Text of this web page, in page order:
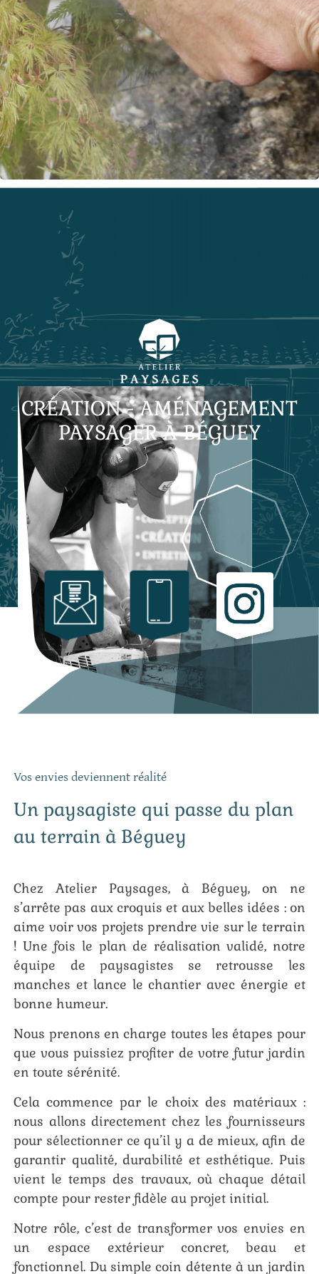
CRÉATION - AMÉNAGEMENT
PAYSAGER À BÉGUEY
Vos envies deviennent réalité
Un paysagiste qui passe du plan
au terrain à Béguey
Chez Atelier Paysages, à Béguey, on ne
s’arrête pas aux croquis et aux belles idées : on
aime voir vos projets prendre vie sur le terrain
! Une fois le plan de réalisation validé, notre
équipe de paysagistes se retrousse les
manches et lance le chantier avec énergie et
bonne humeur.
Nous prenons en charge toutes les étapes pour
que vous puissiez profiter de votre futur jardin
en toute sérénité.
Cela commence par le choix des matériaux :
nous allons directement chez les fournisseurs
pour sélectionner ce qu’il y a de mieux, afin de
garantir qualité, durabilité et esthétique. Puis
vient le temps des travaux, où chaque détail
compte pour rester fidèle au projet initial.
Notre rôle, c’est de transformer vos envies en
un espace extérieur concret, beau et
fonctionnel. Du simple coin détente à un jardin